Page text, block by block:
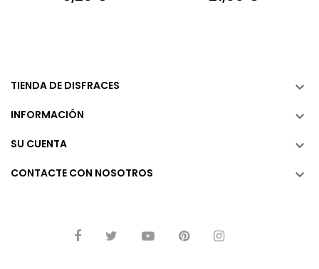
TIENDA DE DISFRACES 
INFORMACIÓN 
SU CUENTA 
CONTACTE CON NOSOTROS 